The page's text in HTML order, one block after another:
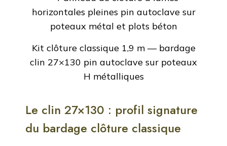
Kit clôture classique 1,9 m — bardage
clin 27×130 pin autoclave sur poteaux
H métalliques
Le clin 27×130 : profil signature
du bardage clôture classique